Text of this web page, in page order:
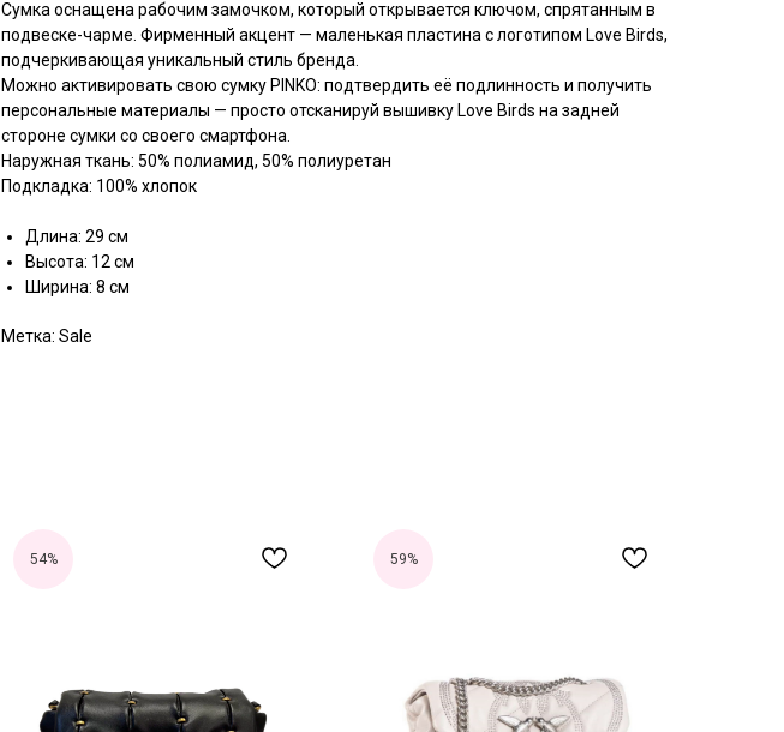
Сумка оснащена рабочим замочком, который открывается ключом, спрятанным в
подвеске-чарме. Фирменный акцент — маленькая пластина с логотипом Love Birds,
подчеркивающая уникальный стиль бренда.
Можно активировать свою сумку PINKO: подтвердить её подлинность и получить
персональные материалы — просто отсканируй вышивку Love Birds на задней
стороне сумки со своего смартфона.
Наружная ткань: 50% полиамид, 50% полиуретан
Подкладка: 100% хлопок
Длина: 29 см
Высота: 12 см
Ширина: 8 см
Метка: Sale
54% 59%